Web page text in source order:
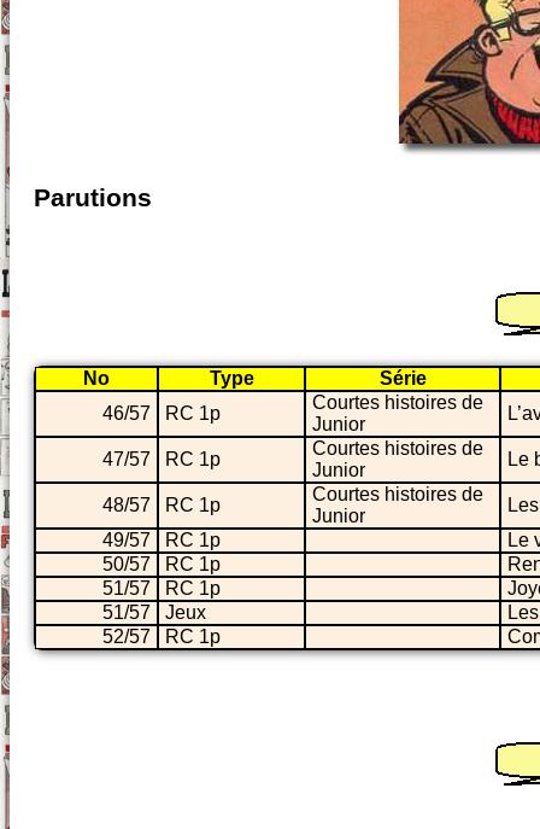
Parutions
No Type
Série
46/57
RC 1p
Courtes histoires de
Junior
47/57 RC 1p
Courtes histoires de
Junior
Le
48/57 RC 1p
Courtes histoires de
Junior
49/57
RC 1p
Le
50/57
RC 1p
51/57
RC 1p
51/57
Jeux
52/57
RC 1p